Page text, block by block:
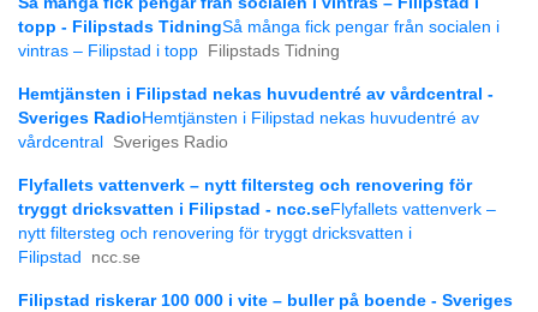
topp - Filipstads TidningSå många fick pengar från socialen i
vintras – Filipstad i topp
Filipstads Tidning
Hemtjänsten i Filipstad nekas huvudentré av vårdcentral -
Sveriges Radio Hemtjänsten i Filipstad nekas huvudentré av
vårdcentral
Sveriges Radio
Flyfallets vattenverk – nytt filtersteg och renovering för
tryggt dricksvatten i Filipstad - ncc.seFlyfallets vattenverk –
nytt filtersteg och renovering för tryggt dricksvatten i
Filipstad
ncc.se
Filipstad riskerar 100 000 i vite – buller på boende - Sveriges